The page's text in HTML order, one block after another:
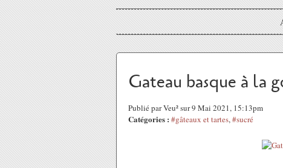
Gateau basque à la
Publié par Veu² sur 9 Mai 2021, 15:13pm
Catégories : #gâteaux et tartes,#sucré